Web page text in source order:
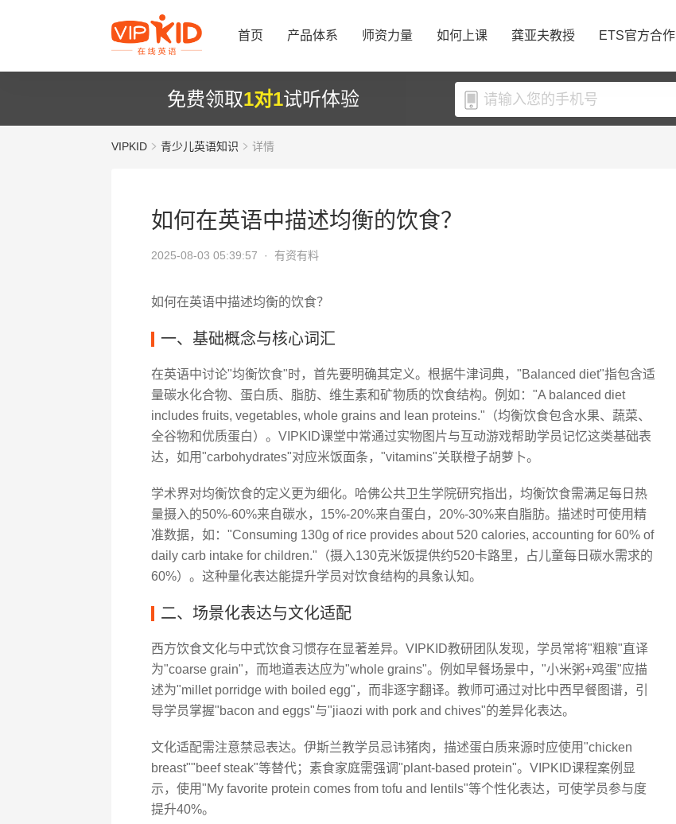
首页 产品体系 师资力量 如何上课 龚亚夫教授 ETS官方合作
免费领取1对1试听体验
VIPKID 青少儿英语知识 详情
如何在英语中描述均衡的饮食？
2025-08-03 05:39:57 · 有资有料
如何在英语中描述均衡的饮食？
一、基础概念与核心词汇
在英语中讨论"均衡饮食"时，首先要明确其定义。根据牛津词典，"Balanced diet"指包含适
量碳水化合物、蛋白质、脂肪、维生素和矿物质的饮食结构。例如："A balanced diet
includes fruits, vegetables, whole grains and lean proteins."（均衡饮食包含水果、蔬菜、
全谷物和优质蛋白）。VIPKID课堂中常通过实物图片与互动游戏帮助学员记忆这类基础表
达，如用"carbohydrates"对应米饭面条，"vitamins"关联橙子胡萝卜。
学术界对均衡饮食的定义更为细化。哈佛公共卫生学院研究指出，均衡饮食需满足每日热
量摄入的50%-60%来自碳水，15%-20%来自蛋白，20%-30%来自脂肪。描述时可使用精
准数据，如："Consuming 130g of rice provides about 520 calories, accounting for 60% of
daily carb intake for children."（摄入130克米饭提供约520卡路里，占儿童每日碳水需求的
60%）。这种量化表达能提升学员对饮食结构的具象认知。
二、场景化表达与文化适配
西方饮食文化与中式饮食习惯存在显著差异。VIPKID教研团队发现，学员常将"粗粮"直译
为"coarse grain"，而地道表达应为"whole grains"。例如早餐场景中，"小米粥+鸡蛋"应描
述为"millet porridge with boiled egg"，而非逐字翻译。教师可通过对比中西早餐图谱，引
导学员掌握"bacon and eggs"与"jiaozi with pork and chives"的差异化表达。
文化适配需注意禁忌表达。伊斯兰教学员忌讳猪肉，描述蛋白质来源时应使用"chicken
breast""beef steak"等替代；素食家庭需强调"plant-based protein"。VIPKID课程案例显
示，使用"My favorite protein comes from tofu and lentils"等个性化表达，可使学员参与度
提升40%。